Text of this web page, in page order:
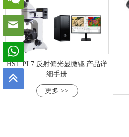
HST PL7 反射偏光显微镜 产品详
细手册
更多 >>